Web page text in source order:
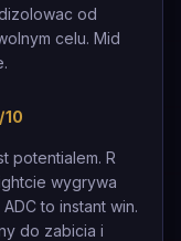
od
celu. Mid
potentialem. R
wygrywa
to instant win.
do zabicia i